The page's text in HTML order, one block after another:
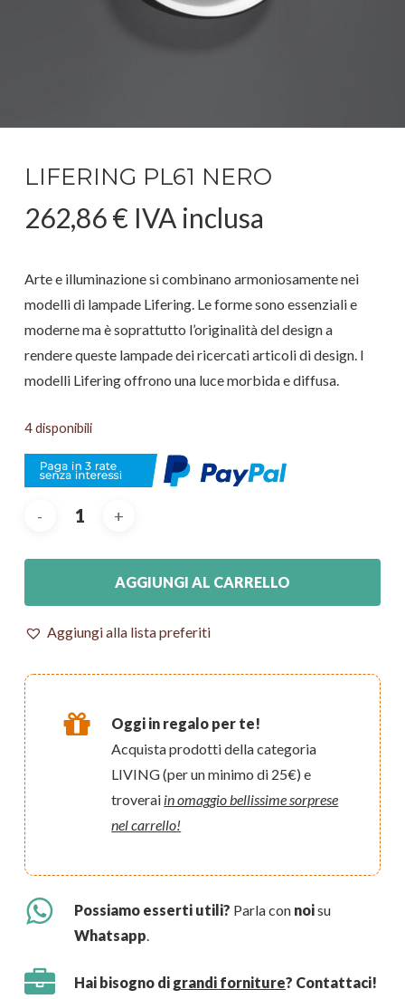
LIFERING PL61 NERO
262,86€ IVA inclusa
Arte e illuminazione si combinano armoniosamente nei
modelli di lampade Lifering. Le forme sono essenziali e
moderne ma è soprattutto l’originalità del design a
rendere queste lampade dei ricercati articoli di design. I
modelli Lifering offrono una luce morbida e diffusa.
4 disponibili
AGGIUNGI AL CARRELLO
Aggiungi alla lista preferiti
Oggi in regalo per te!
Acquista prodotti della categoria
LIVING (per un minimo di 25€) e
troverai in omaggio bellissime sorprese
nel carrello!
Possiamo esserti utili? Parla con noisu
Whatsapp
Hai bisogno di grandi forniture? Contattaci!